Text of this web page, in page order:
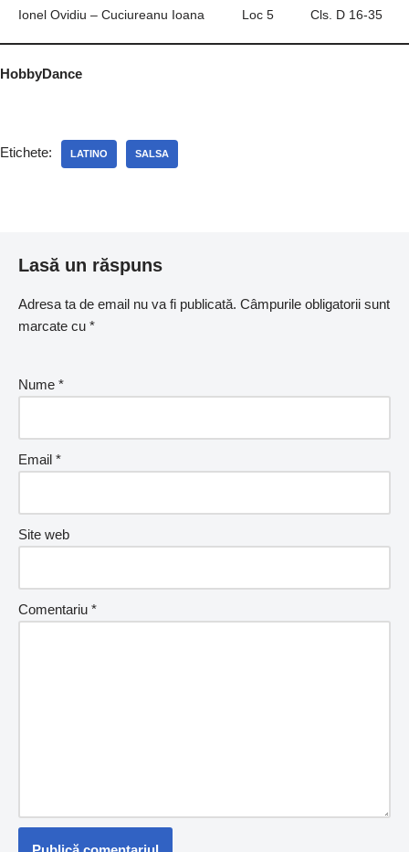
Ionel Ovidiu – Cuciureanu Ioana Loc 5 Cls. D 16-35
HobbyDance
Etichete: LATINO SALSA
Lasă un răspuns
Adresa ta de email nu va fi publicată. Câmpurile obligatorii sunt
marcate cu *
Nume *
Email *
Site web
Comentariu *